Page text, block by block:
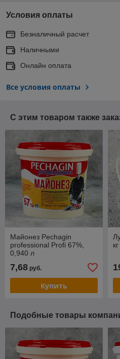
Условия оплаты
Безналичный расчет
Наличными
Онлайн оплата
Все условия оплаты
С этим товаром также
Майонез Pechagin
professional Profi 67%,
0,940 л
7,68 руб.
Купить
Подобные товары